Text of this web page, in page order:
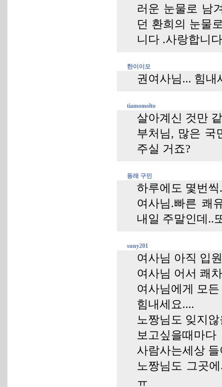
러운 눈물로 남
던 환희의 눈물
니다 .사랑합니
한이이모
권여사님... 힘내
tiamomolto
살아계신 것만
부처님, 많은 국
주실 거죠?
동래 구민
하루에도 몇번
여사님.빠른 쾌
내일 주말인데..
suny201
여사님 아직 입
여사님 어서 쾌
여사님에게 모
힘내세요....
노짱님도 잊지
보고싶을때마다
사람사는세상
노짱님도 그곳
ㅠ